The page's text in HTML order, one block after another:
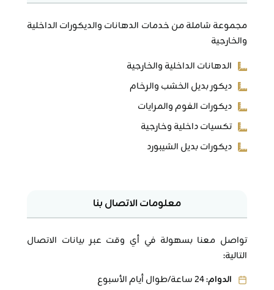
مجموعة شاملة من خدمات الدهانات والديكورات الداخلية
والخارجية
الدهانات الداخلية والخارجية
ديكور بديل الخشب والرخام
ديكورات الفوم والمرايات
تكسيات داخلية وخارجية
ديكورات بديل الشيبورد
معلومات الاتصال بنا
تواصل معنا بسهولة في أي وقت عبر بيانات الاتصال
التالية:
الدوام: 24 ساعة/طوال أيام الأسبوع